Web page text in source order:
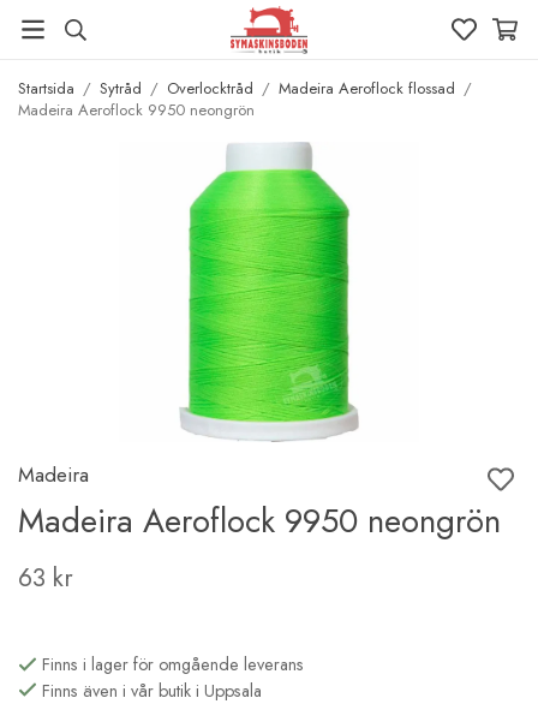
Startsida / Sytråd / Overlocktråd / Madeira Aeroflock flossad /
Madeira Aeroflock 9950 neongrön
Madeira
Madeira Aeroflock 9950 neongrön
63 kr
Finns i lager för omgående leverans
Finns även i vår butik i Uppsala